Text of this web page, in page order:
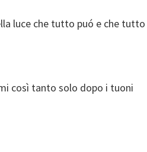
luce che tutto puó e che tutto
così tanto solo dopo i tuoni